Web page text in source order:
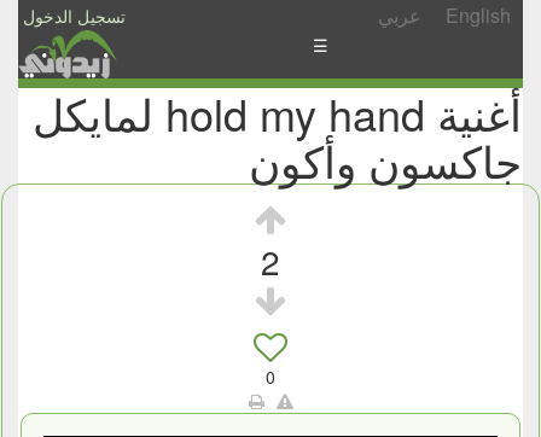
تسجيل الدخول عربي English
الأخبار
الأسئلة
والمشاركات
☰
أغنية hold my hand لمايكل
جاكسون وأكون
2
0